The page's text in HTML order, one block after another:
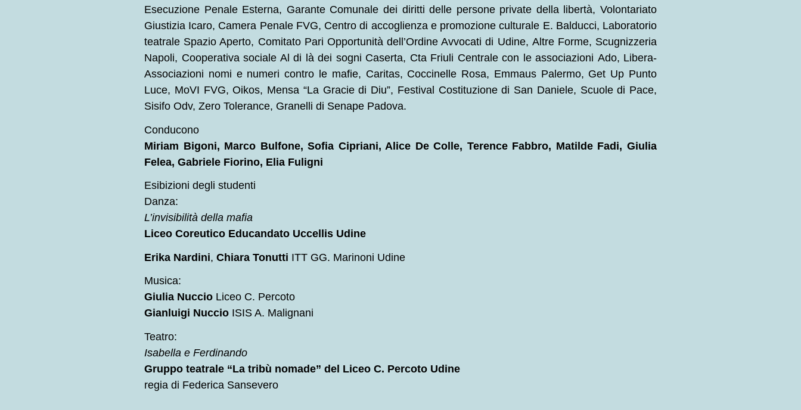
Esecuzione Penale Esterna, Garante Comunale dei diritti delle persone private della libertà, Volontariato
Giustizia Icaro, Camera Penale FVG, Centro di accoglienza e promozione culturale E. Balducci, Laboratorio
teatrale Spazio Aperto, Comitato Pari Opportunità dell’Ordine Avvocati di Udine, Altre Forme, Scugnizzeria
Napoli, Cooperativa sociale Al di là dei sogni Caserta, Cta Friuli Centrale con le associazioni Ado, Libera-
Associazioni nomi e numeri contro le mafie, Caritas, Coccinelle Rosa, Emmaus Palermo, Get Up Punto
Luce, MoVI FVG, Oikos, Mensa “La Gracie di Diu”, Festival Costituzione di San Daniele, Scuole di Pace,
Sisifo Odv, Zero Tolerance, Granelli di Senape Padova.
Conducono
Miriam Bigoni, Marco Bulfone, Sofia Cipriani, Alice De Colle, Terence Fabbro, Matilde Fadi, Giulia
Felea, Gabriele Fiorino, Elia Fuligni
Esibizioni degli studenti
Danza:
L’invisibilità della mafia
Liceo Coreutico Educandato Uccellis Udine
Erika Nardini, Chiara Tonutti ITT GG. Marinoni Udine
Musica:
Giulia Nuccio Liceo C. Percoto
Gianluigi Nuccio ISIS A. Malignani
Teatro:
Isabella e Ferdinando
Gruppo teatrale “La tribù nomade” del Liceo C. Percoto Udine
regia di Federica Sansevero